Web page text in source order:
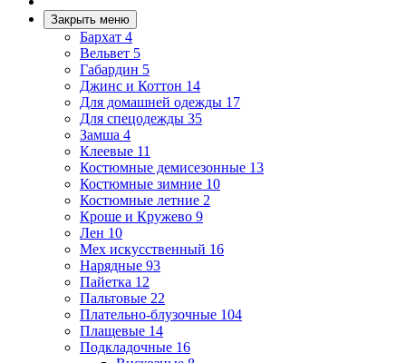
Закрыть меню
Бархат 4
Вельвет 5
Габардин 5
Джинс и Коттон 14
Для домашней одежды 17
Для спецодежды 35
Замша 4
Клеевые 11
Костюмные демисезонные 13
Костюмные зимние 10
Костюмные летние 2
Кроше и Кружево 9
Лен 10
Мех искусственный 16
Нарядные 93
Пайетка 12
Пальтовые 22
Плательно-блузочные 104
Плащевые 14
Подкладочные 16